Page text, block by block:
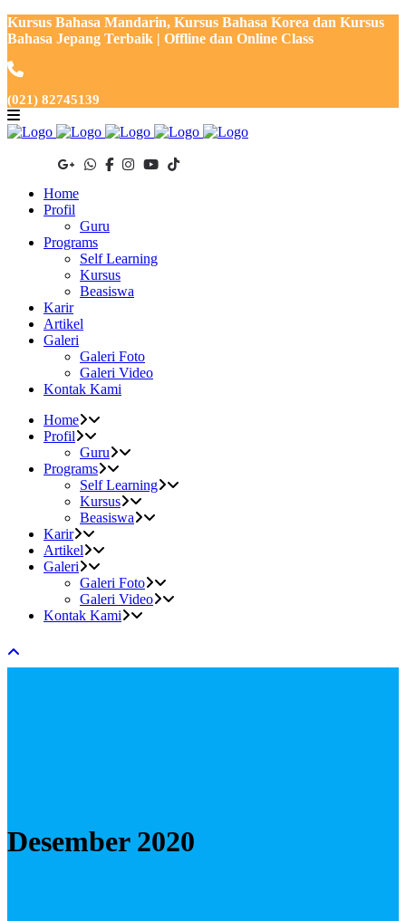
Kursus Bahasa Mandarin, Kursus Bahasa Korea dan Kursus
Bahasa Jepang Terbaik | Offline dan Online Class
(021) 82745139
Home
Profil
Guru
Programs
Self Learning
Kursus
Beasiswa
Karir
Artikel
Galeri
Galeri Foto
Galeri Video
Kontak Kami
Home
Profil
Guru
Programs
Self Learning
Kursus
Beasiswa
Karir
Artikel
Galeri
Galeri Foto
Galeri Video
Kontak Kami
Desember 2020